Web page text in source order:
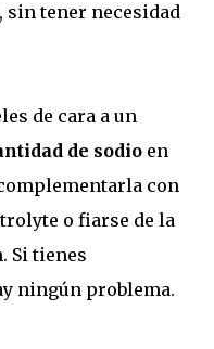
sin tener necesidad
de cara a un
de sodio en
con
o fiarse de la
Si tienes
ningún problema.